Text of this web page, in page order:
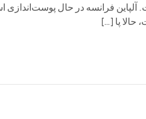
فرانسه در حال پوست‌اندازی